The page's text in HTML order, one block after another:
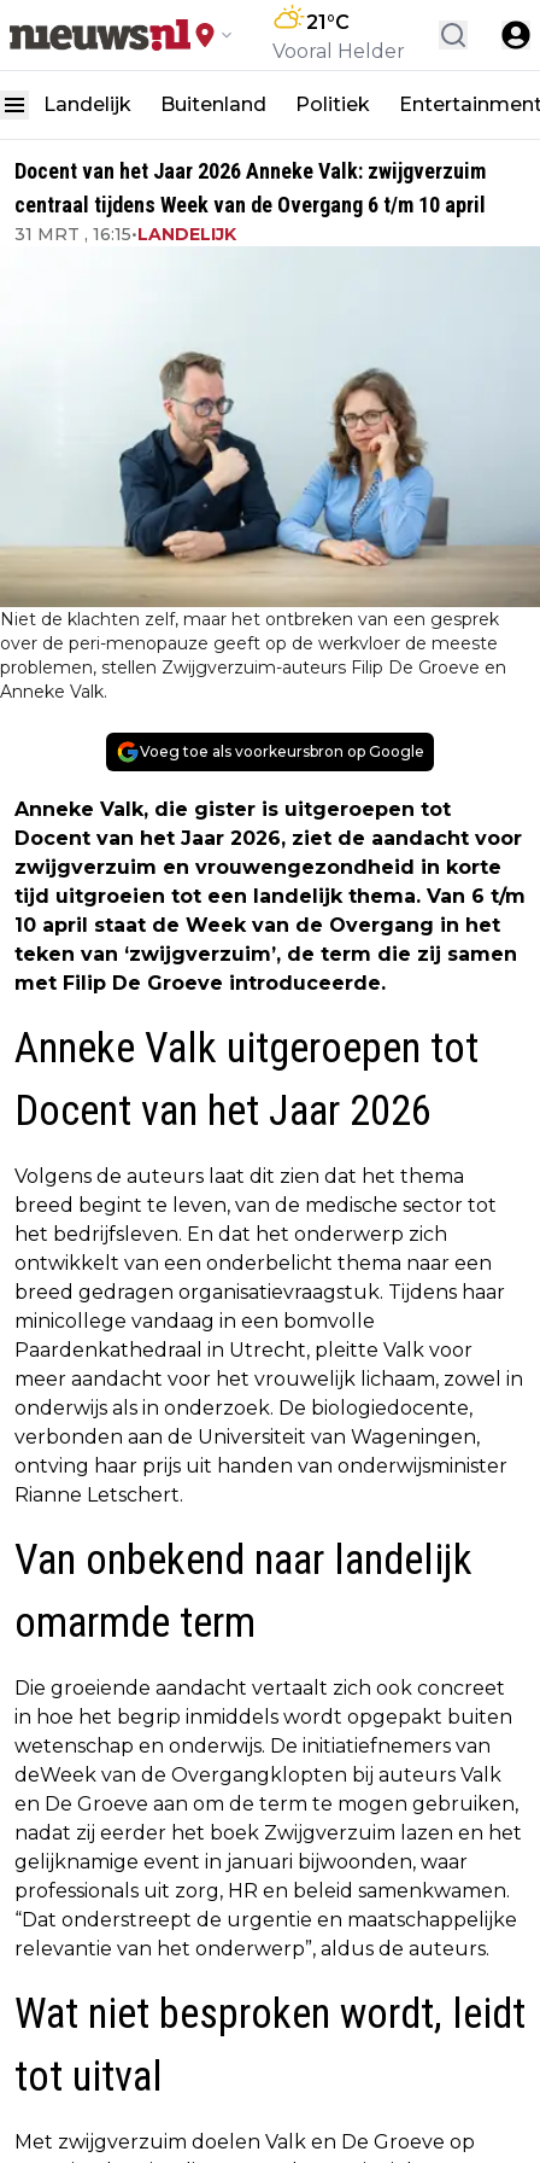
21°C
Vooral Helder
Landelijk Buitenland Politiek
Docent van het Jaar 2026 Anneke Valk: zwijgverzuim
centraal tijdens Week van de Overgang 6 t/m 10 april
31 MRT , 16:15•LANDELIJK
Niet de klachten zelf, maar het ontbreken van een gesprek
over de peri-menopauze geeft op de werkvloer de meeste
problemen, stellen Zwijgverzuim-auteurs Filip De Groeve en
Anneke Valk.
Voeg toe als voorkeursbron op Google
Anneke Valk, die gister is uitgeroepen tot
Docent van het Jaar 2026, ziet de aandacht voor
zwijgverzuim en vrouwengezondheid in korte
tijd uitgroeien tot een landelijk thema. Van 6 t/m
10 april staat de Week van de Overgang in het
teken van ‘zwijgverzuim’, de term die zij samen
met Filip De Groeve introduceerde.
Anneke Valk uitgeroepen tot
Docent van het Jaar 2026
Volgens de auteurs laat dit zien dat het thema
breed begint te leven, van de medische sector tot
het bedrijfsleven. En dat het onderwerp zich
ontwikkelt van een onderbelicht thema naar een
breed gedragen organisatievraagstuk. Tijdens haar
minicollege vandaag in een bomvolle
Paardenkathedraal in Utrecht, pleitte Valk voor
meer aandacht voor het vrouwelijk lichaam, zowel in
onderwijs als in onderzoek. De biologiedocente,
verbonden aan de Universiteit van Wageningen,
ontving haar prijs uit handen van onderwijsminister
Rianne Letschert.
Van onbekend naar landelijk
omarmde term
Die groeiende aandacht vertaalt zich ook concreet
in hoe het begrip inmiddels wordt opgepakt buiten
wetenschap en onderwijs. De initiatiefnemers van
deWeek van de Overgangklopten bij auteurs Valk
en De Groeve aan om de term te mogen gebruiken,
nadat zij eerder het boek Zwijgverzuim lazen en het
gelijknamige event in januari bijwoonden, waar
professionals uit zorg, HR en beleid samenkwamen.
“Dat onderstreept de urgentie en maatschappelijke
relevantie van het onderwerp”, aldus de auteurs.
Wat niet besproken wordt, leidt
tot uitval
Met zwijgverzuim doelen Valk en De Groeve op